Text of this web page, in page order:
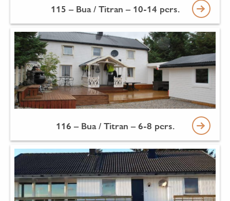
115 – Bua / Titran – 10-14 pers.
116 – Bua / Titran – 6-8 pers.